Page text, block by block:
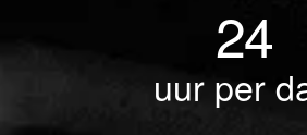
24
uur per